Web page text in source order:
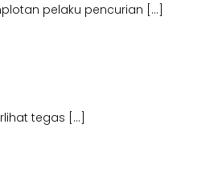
pelaku pencurian […]
tegas […]